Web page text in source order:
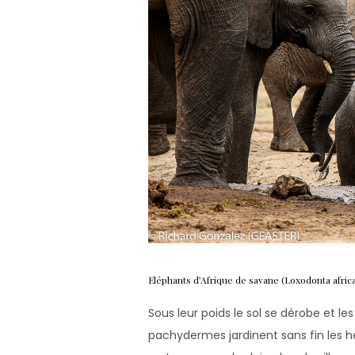
Eléphants d’Afrique de savane (Loxodonta
Sous leur poids le sol se dérobe et
pachydermes jardinent sans fin les